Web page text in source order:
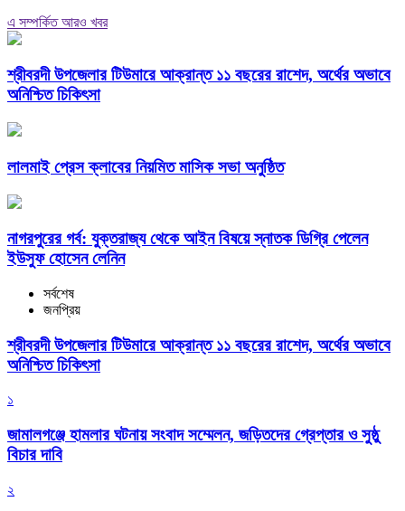
এ সম্পর্কিত আরও খবর
শ্রীবরদী উপজেলার টিউমারে আক্রান্ত ১১ বছরের রাশেদ, অর্থের অভাবে
অনিশ্চিত চিকিৎসা
লালমাই প্রেস ক্লাবের নিয়মিত মাসিক সভা অনুষ্ঠিত
নাগরপুরের গর্ব: যুক্তরাজ্য থেকে আইন বিষয়ে স্নাতক ডিগ্রি পেলেন
ইউসুফ হোসেন লেনিন
সর্বশেষ
জনপ্রিয়
শ্রীবরদী উপজেলার টিউমারে আক্রান্ত ১১ বছরের রাশেদ, অর্থের অভাবে
অনিশ্চিত চিকিৎসা
১
জামালগঞ্জে হামলার ঘটনায় সংবাদ সম্মেলন, জড়িতদের গ্রেপ্তার ও সুষ্ঠু
বিচার দাবি
২